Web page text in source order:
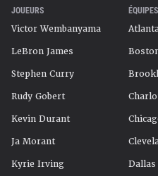
JOUEURS
Victor Wembanyama
LeBron James
Stephen Curry
Rudy Gobert
Kevin Durant
Ja Morant
Kyrie Irving
ÉQUIPES